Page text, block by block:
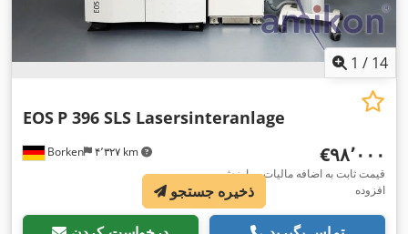
1 / 14
Borken ۴٬۳۲۷ km
EOS P 396 SLS Lasersinteranlage
‎€۹۸٬۰۰۰
قیمت ثابت به اضافه مالیات بر ارزش
افزوده
ذخیره جستجو